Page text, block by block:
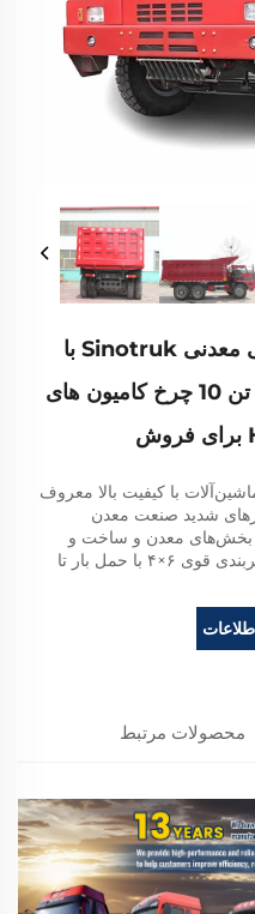
کامیون های تخلیه مفصلی معدنی Sinotruk با
کیفیت بالا 6*4 بارگیری 50 تن 10 چرخ کامیون های
با کیفیت بالا معروف
شدید صنعت معدن
بخش‌های معدن و ساخت و
ساز، این کامیون‌ها معمولاً دارای پیکربندی قوی ۶×۴ با حمل بار تا
محصولات مرتبط